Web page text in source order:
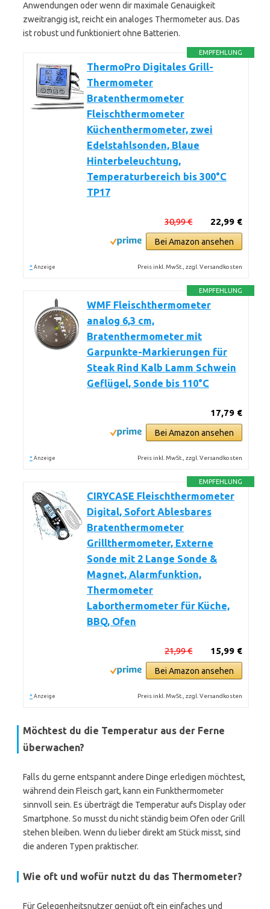
Anwendungen oder wenn dir maximale Genauigkeit
zweitrangig ist, reicht ein analoges Thermometer aus. Das
ist robust und funktioniert ohne Batterien.
EMPFEHLUNG
ThermoPro Digitales Grill-
Thermometer
Bratenthermometer
Fleischthermometer
Küchenthermometer, zwei
Edelstahlsonden, Blaue
Hinterbeleuchtung,
Temperaturbereich bis 300°C
TP17
22,99 €
30,99 €
Bei Amazon ansehen
* Anzeige Preis inkl. MwSt., zzgl. Versandkosten
EMPFEHLUNG
WMF Fleischthermometer
analog 6,3 cm,
Bratenthermometer mit
Garpunkte-Markierungen für
Steak Rind Kalb Lamm Schwein
Geflügel, Sonde bis 110°C
17,79 €
Bei Amazon ansehen
* Anzeige Preis inkl. MwSt., zzgl. Versandkosten
EMPFEHLUNG
CIRYCASE Fleischthermometer
Digital, Sofort Ablesbares
Bratenthermometer
Grillthermometer, Externe
Sonde mit 2 Lange Sonde &
Magnet, Alarmfunktion,
Thermometer
Laborthermometer für Küche,
BBQ, Ofen
15,99 €
21,99 €
Bei Amazon ansehen
* Anzeige Preis inkl. MwSt., zzgl. Versandkosten
Möchtest du die Temperatur aus der Ferne
überwachen?
Falls du gerne entspannt andere Dinge erledigen möchtest,
während dein Fleisch gart, kann ein Funkthermometer
sinnvoll sein. Es überträgt die Temperatur aufs Display oder
Smartphone. So musst du nicht ständig beim Ofen oder Grill
stehen bleiben. Wenn du lieber direkt am Stück misst, sind
die anderen Typen praktischer.
Wie oft und wofür nutzt du das Thermometer?
Für Gelegenheitsnutzer genügt oft ein einfaches und